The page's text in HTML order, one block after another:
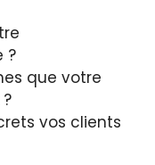
?
que votre
vos clients